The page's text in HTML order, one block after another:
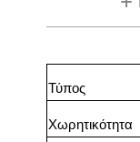
Τύπος
Χωρητικότητα